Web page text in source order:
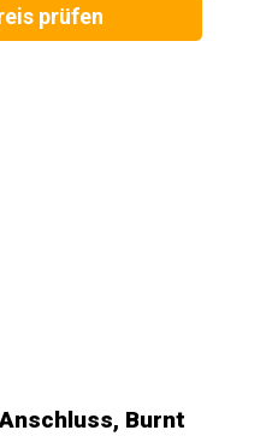
prüfen
Burnt